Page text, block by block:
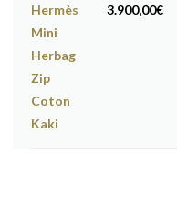
3.900,00€